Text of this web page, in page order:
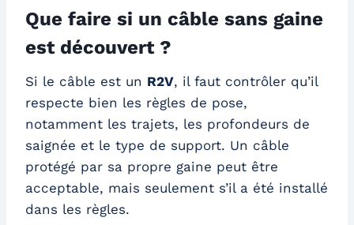
Que faire si un câble sans gaine
est découvert ?
Si le câble est un R2V, il faut contrôler qu’il
respecte bien les règles de pose,
notamment les trajets, les profondeurs de
saignée et le type de support. Un câble
protégé par sa propre gaine peut être
acceptable, mais seulement s’il a été installé
dans les règles.